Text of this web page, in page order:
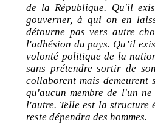
de la République. Qu'il
gouverner, à qui on en
détourne pas vers autre
l'adhésion du pays. Qu’il
volonté politique de la
sans prétendre sortir de
collaborent mais demeurent
qu'aucun membre de l'un ne
l'autre. Telle est la
reste dépendra des hommes.